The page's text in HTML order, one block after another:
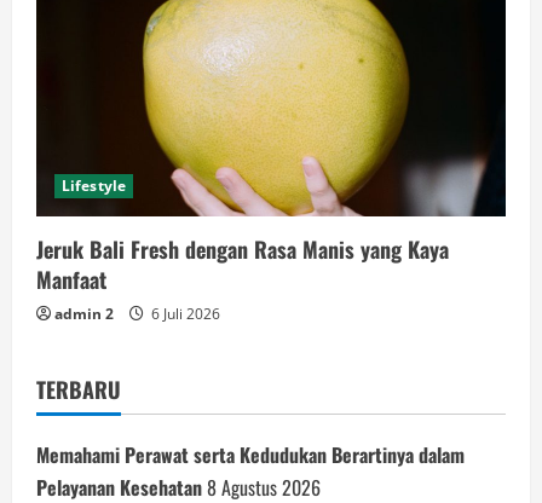
Lifestyle
Jeruk Bali Fresh dengan Rasa Manis yang Kaya
Manfaat
admin 2 6 Juli 2026
TERBARU
Memahami Perawat serta Kedudukan Berartinya dalam
Pelayanan Kesehatan8 Agustus 2026